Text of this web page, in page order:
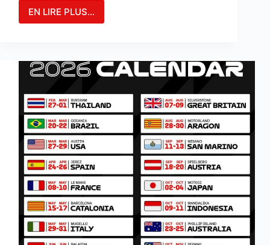
EN LIRE PLUS...
MARIA
TÊTE
DES
COMBINÉS
SUR
LE
CIRCUIT
DE
PORTIMAO